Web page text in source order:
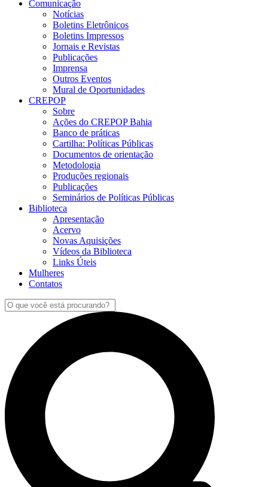
Comunicação
Notícias
Boletins Eletrônicos
Boletins Impressos
Jornais e Revistas
Publicações
Imprensa
Outros Eventos
Mural de Oportunidades
CREPOP
Sobre
Ações do CREPOP Bahia
Banco de práticas
Cartilha: Políticas Públicas
Documentos de orientação
Metodologia
Produções regionais
Publicações
Seminários de Políticas Públicas
Biblioteca
Apresentação
Acervo
Novas Aquisições
Vídeos da Biblioteca
Links Úteis
Mulheres
Contatos